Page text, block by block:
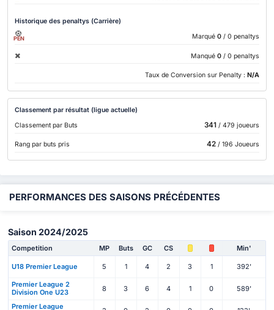
Historique des penaltys (Carrière)
PEN Marqué 0 / 0 penaltys
Manqué 0 / 0 penaltys
Taux de Conversion sur Penalty : N/A
Classement par résultat (ligue actuelle)
Classement par Buts
341 / 479 joueurs
Rang par buts pris 42/ 196 Joueurs
PERFORMANCES DES SAISONS PRÉCÉDENTES
Saison 2024/2025
Competition MP Buts GC CS Min'
U18 Premier League 5 1 4 2 3 1 392'
Premier League 2
Division One U23
8 3 6 4 1 0 589'
Premier League